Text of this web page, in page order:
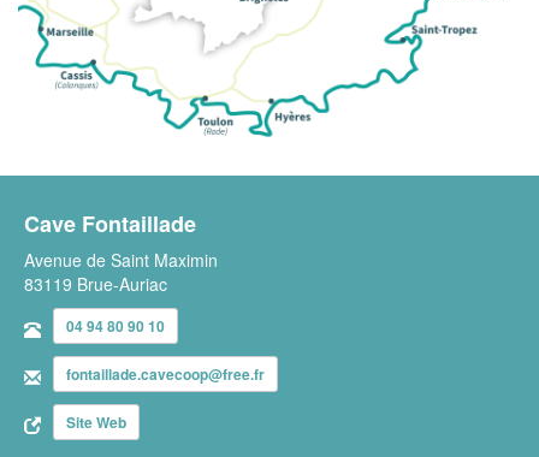
Cave Fontaillade
Avenue de Saint Maximin
83119 Brue-Auriac
04 94 80 90 10
fontaillade.cavecoop@free.fr
Site Web